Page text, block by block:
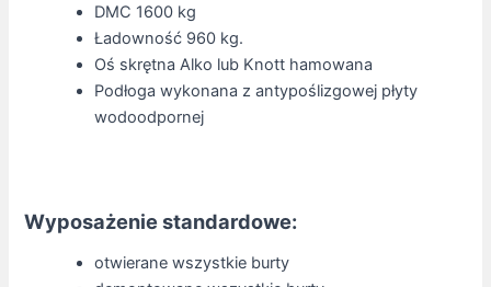
DMC 1600 kg
Ładowność 960 kg.
Oś skrętna Alko lub Knott hamowana
Podłoga wykonana z antypoślizgowej płyty
wodoodpornej
Wyposażenie standardowe:
otwierane wszystkie burty